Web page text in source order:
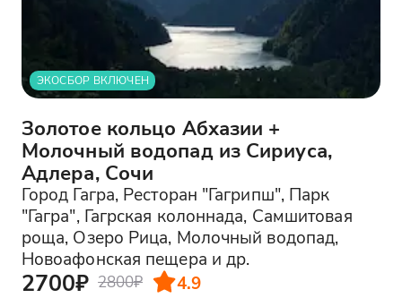
ЭКОСБОР ВКЛЮЧЕН
Золотое кольцо Абхазии +
Молочный водопад из Сириуса,
Адлера, Сочи
Город Гагра, Ресторан "Гагрипш", Парк
"Гагра", Гагрская колоннада, Самшитовая
роща, Озеро Рица, Молочный водопад,
Новоафонская пещера и др.
2700₽ 2800₽ 4.9